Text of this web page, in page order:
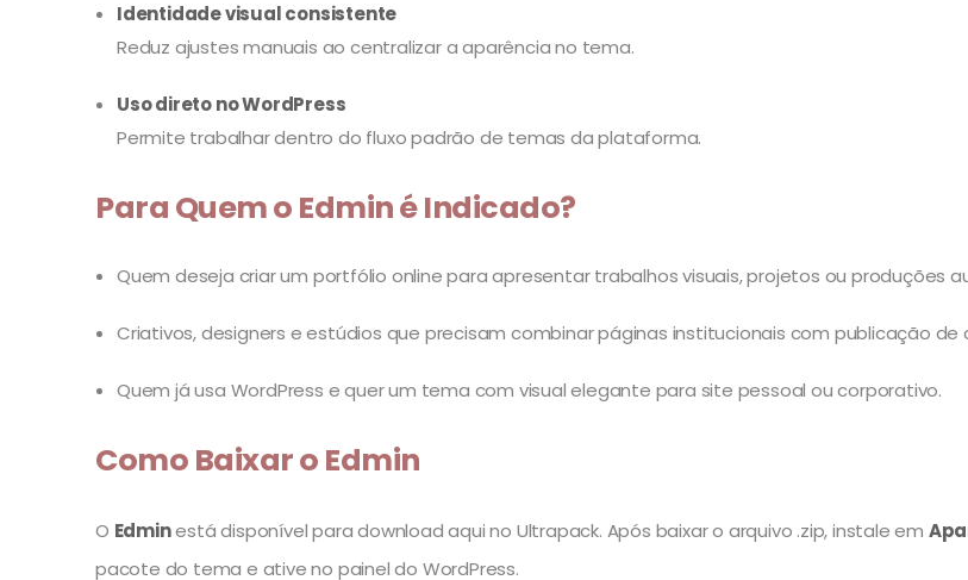
Identidade visual consistente
Reduz ajustes manuais ao centralizar a aparência no tema.
Uso direto no WordPress
Permite trabalhar dentro do fluxo padrão de temas da plataforma.
Para Quem o Edmin é Indicado?
Quem deseja criar um portfólio online para apresentar trabalhos visuais, projetos ou produções
Criativos, designers e estúdios que precisam combinar páginas institucionais com publicação de
Quem já usa WordPress e quer um tema com visual elegante para site pessoal ou corporativo.
Como Baixar o Edmin
O Edminestá disponível para download aqui no Ultrapack. Após baixar o arquivo .zip, instale em
pacote do tema e ative no painel do WordPress.